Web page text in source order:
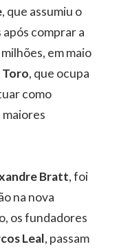
, que assumiu o
comprar a
em maio
Toro, que ocupa
como
maiores
Bratt, foi
na nova
os fundadores
Leal, passam